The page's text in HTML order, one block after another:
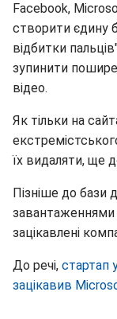
Facebook,
створити єдину
відбитки
зупинити
відео.
Як тільки на
їх видаляти, ще
Пізніше до бази
завантаженнями
зацікавлені
До речі, стартап
зацікавив